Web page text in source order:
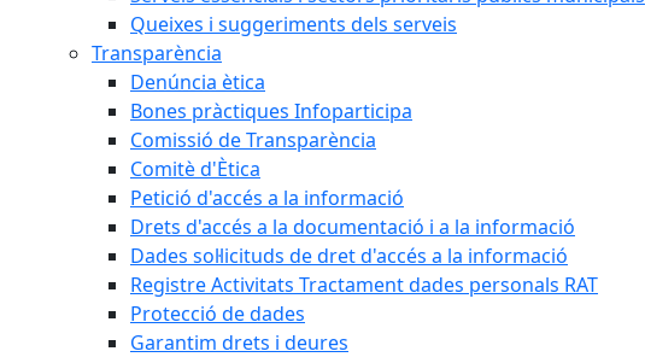
Queixes i suggeriments dels serveis
Transparència
Denúncia ètica
Bones pràctiques Infoparticipa
Comissió de Transparència
Comitè d'Ètica
Petició d'accés a la informació
Drets d'accés a la documentació i a la informació
Dades sol·licituds de dret d'accés a la informació
Registre Activitats Tractament dades personals RAT
Protecció de dades
Garantim drets i deures